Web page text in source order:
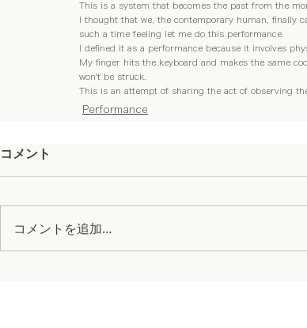
This is a system that becomes the past from the
I thought that we, the contemporary human , finally
such a time feeling let me do this performance.
I defined it as a performance because it involves
My finger hits the keyboard and makes the same
won't be struck.
This is an attempt of sharing the act of observing
Performance
コメント
コメントを追加…